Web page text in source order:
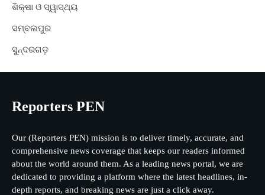
ଶିକ୍ଷା ଓ ସ୍ୱାସ୍ଥ୍ୟ
ସମ୍ବଲପୁର
ସୁନ୍ଦରଗଡ଼
Reporters PEN
Our (Reporters PEN) mission is to deliver timely, accurate, and
comprehensive news coverage that keeps our readers informed
about the world around them. As a leading news portal, we are
dedicated to providing a platform where the latest headlines, in-
depth reports, and breaking news are just a click away.